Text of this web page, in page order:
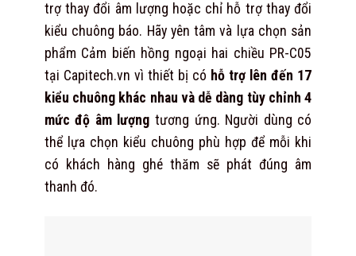
trợ thay đổi âm lượng hoặc chỉ hỗ trợ thay đổi
kiểu chuông báo. Hãy yên tâm và lựa chọn sản
phẩm Cảm biến hồng ngoại hai chiều PR-C05
tại Capitech.vn vì thiết bị có hỗ trợ lên đến 17
kiểu chuông khác nhau và dễ dàng tùy chỉnh 4
mức độ âm lượng tương ứng. Người dùng có
thể lựa chọn kiểu chuông phù hợp để mỗi khi
có khách hàng ghé thăm sẽ phát đúng âm
thanh đó.